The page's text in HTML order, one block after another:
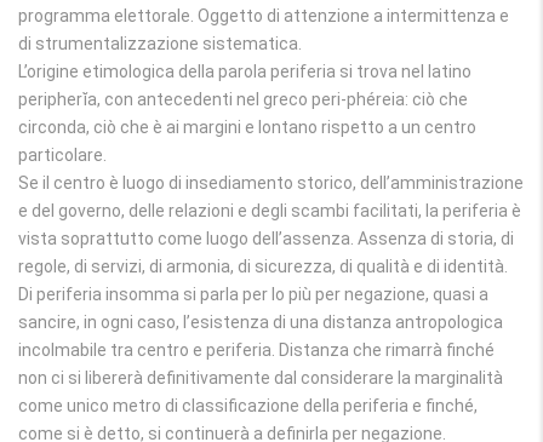
programma elettorale. Oggetto di attenzione a intermittenza e
di strumentalizzazione sistematica.
L’origine etimologica della parola periferia si trova nel latino
peripherĭa, con antecedenti nel greco peri-phéreia: ciò che
circonda, ciò che è ai margini e lontano rispetto a un centro
particolare.
Se il centro è luogo di insediamento storico, dell’amministrazione
e del governo, delle relazioni e degli scambi facilitati, la periferia è
vista soprattutto come luogo dell’assenza. Assenza di storia, di
regole, di servizi, di armonia, di sicurezza, di qualità e di identità.
Di periferia insomma si parla per lo più per negazione, quasi a
sancire, in ogni caso, l’esistenza di una distanza antropologica
incolmabile tra centro e periferia. Distanza che rimarrà finché
non ci si libererà definitivamente dal considerare la marginalità
come unico metro di classificazione della periferia e finché,
come si è detto, si continuerà a definirla per negazione.